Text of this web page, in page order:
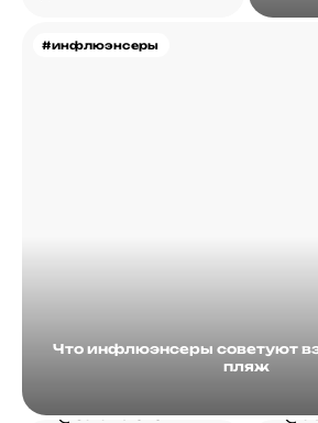
#инфлюэнсеры
Что инфлюэнсеры советуют
пляж